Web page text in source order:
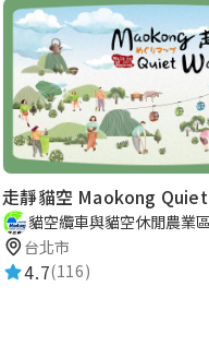
走靜貓空 Maokong
貓空纜車與貓空休閒農業區
台北市
4.7(116)